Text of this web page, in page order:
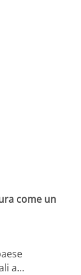
come un
a…